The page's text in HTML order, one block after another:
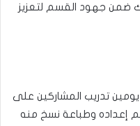
ضمن جهود القسم لتعزيز
تدريب المشاركين على
إعداده وطباعة نسخ منه